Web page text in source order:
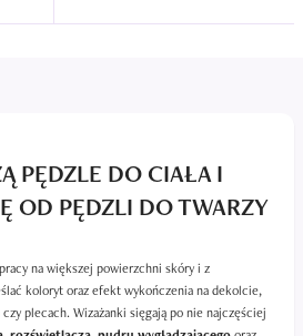
PĘDZLE DO CIAŁA I
OD PĘDZLI DO TWARZY
na większej powierzchni skóry i z
koloryt oraz efekt wykończenia na dekolcie,
plecach. Wizażanki sięgają po nie najczęściej